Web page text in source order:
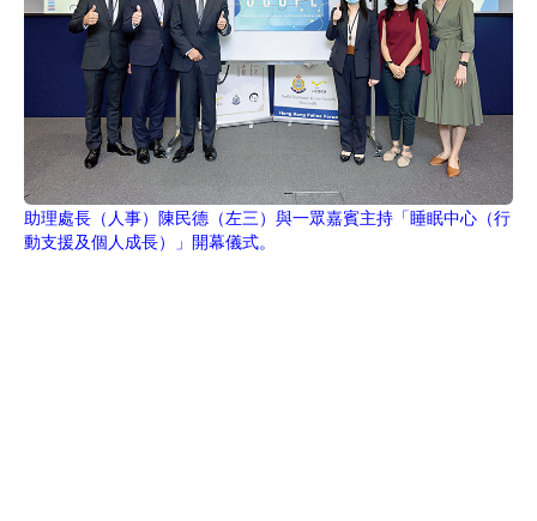
助理處長（人事）陳民德（左三）與一眾嘉賓主持「睡眠中心（行
動支援及個人成長）」開幕儀式。